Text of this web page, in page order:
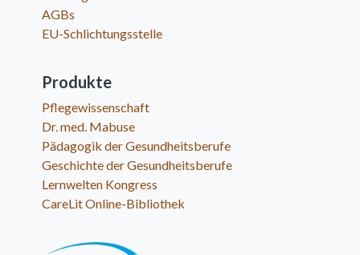
AGBs
EU-Schlichtungsstelle
Produkte
Pflegewissenschaft
Dr. med. Mabuse
Pädagogik der Gesundheitsberufe
Geschichte der Gesundheitsberufe
Lernwelten Kongress
CareLit Online-Bibliothek